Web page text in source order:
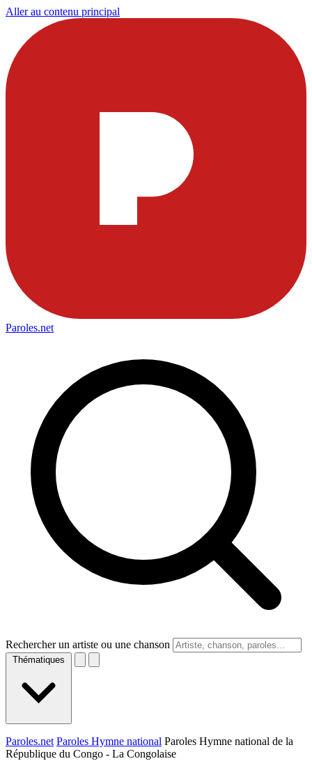
Aller au contenu principal
Paroles.net
Rechercher un artiste ou une chanson
Thématiques
Paroles.net Paroles Hymne national Paroles Hymne national de la
République du Congo - La Congolaise